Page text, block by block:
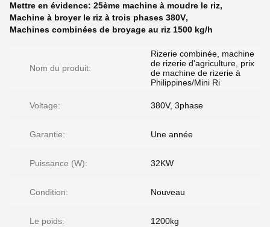
Mettre en évidence: 25ème machine à moudre le riz,
Machine à broyer le riz à trois phases 380V,
Machines combinées de broyage au riz 1500 kg/h
Nom du produit:
Rizerie combinée, machine
de rizerie d'agriculture, prix
de machine de rizerie à
Philippines/Mini Ri
Voltage: 380V, 3phase
Garantie: Une année
Puissance (W): 32KW
Condition: Nouveau
Le poids: 1200kg